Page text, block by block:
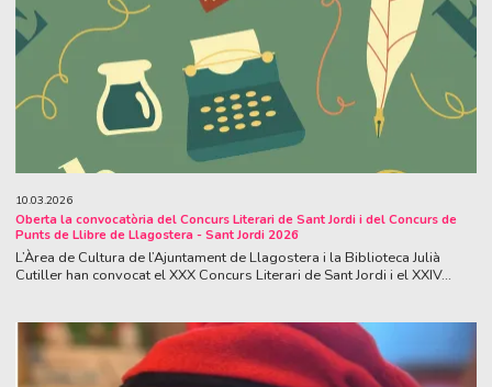
10.03.2026
Oberta la convocatòria del Concurs Literari de Sant Jordi i del Concurs de
Punts de Llibre de Llagostera - Sant Jordi 2026
L’Àrea de Cultura de l’Ajuntament de Llagostera i la Biblioteca Julià
Cutiller han convocat el XXX Concurs Literari de Sant Jordi i el XXIV...